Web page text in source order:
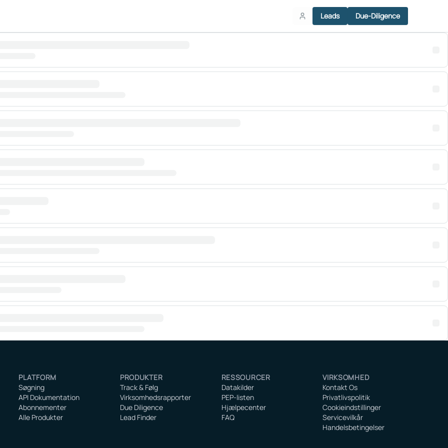
Leads Due-Diligence
PLATFORM
Søgning
API Dokumentation
Abonnementer
Alle Produkter
PRODUKTER
Track & Følg
Virksomhedsrapporter
Due Diligence
Lead Finder
RESSOURCER
Datakilder
PEP-listen
Hjælpecenter
FAQ
VIRKSOMHED
Kontakt Os
Privatlivspolitik
Cookieindstillinger
Servicevilkår
Handelsbetingelser